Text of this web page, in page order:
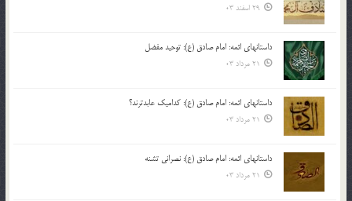
29 اسفند 03
داستانهای ائمه: امام صادق (ع): توحید مفضل
21 مرداد 03
داستانهای ائمه: امام صادق (ع): کدامیک عابدترند؟
21 مرداد 03
داستانهای ائمه: امام صادق (ع): نصرانی تشنه
21 مرداد 03